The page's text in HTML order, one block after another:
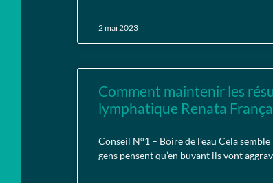
2 mai 2023
Comment maintenir les
lymphatique Renata França
Conseil N°1 – Boire de l’eau Cela
gens pensent qu’en buvant ils vont